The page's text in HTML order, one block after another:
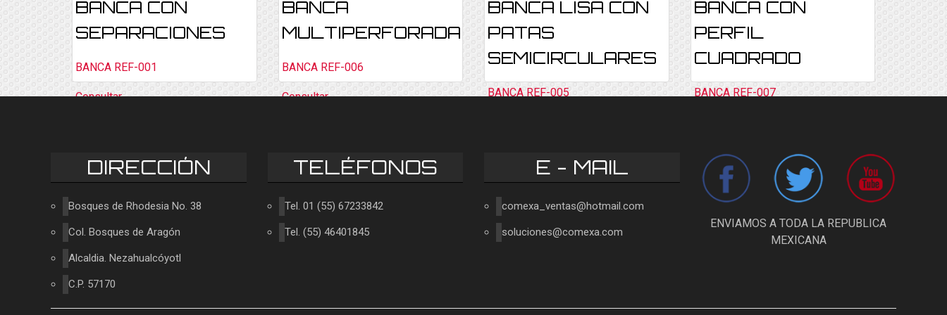
BANCA CON
SEPARACIONES
BANCA REF-001
Consultar
BANCA
MULTIPERFORADA
BANCA REF-006
Consultar
BANCA LISA CON
PATAS
SEMICIRCULARES
BANCA REF-005
BANCA CON
PERFIL
CUADRADO
BANCA REF-007
DIRECCIÓN
Bosques de Rhodesia No. 38
Col. Bosques de Aragón
Alcaldia. Nezahualcóyotl
C.P. 57170
TELÉFONOS
Tel. 01 (55) 67233842
Tel. (55) 46401845
E - MAIL
comexa_ventas@hotmail.com
soluciones@comexa.com
ENVIAMOS A TODA LA REPUBLICA
MEXICANA